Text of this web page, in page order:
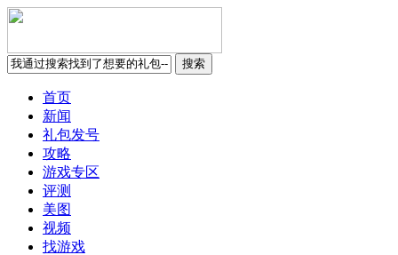
首页
新闻
礼包发号
攻略
游戏专区
评测
美图
视频
找游戏